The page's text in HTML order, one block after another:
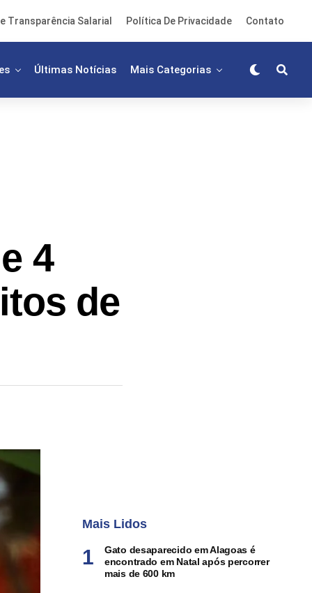
Transparência Salarial Política De Privacidade Contato
Últimas Notícias Mais Categorias
4
de
Mais Lidos
Gato desaparecido em Alagoas é
encontrado em Natal após percorrer
mais de 600 km